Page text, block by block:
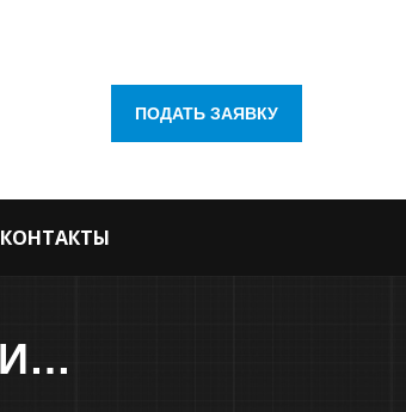
ПОДАТЬ ЗАЯВКУ
КОНТАКТЫ
РАЗРАБОТКА ПРОЕКТНОЙ ДОКУМЕНТАЦИИ ПО ИНЖЕНЕРНОМУ ОБЕСПЕЧЕНИЮ ОБЪЕКТА, РАСПОЛОЖЕННОГО ПО АДРЕСУ: Г. МОСКВА, УЛ. ШМИТОВСКИЙ ПРОЕЗД, ПЕРЕСЕЧЕНИЕ СО СТРЕЛЬБИЩИНСКИМ ПЕР.